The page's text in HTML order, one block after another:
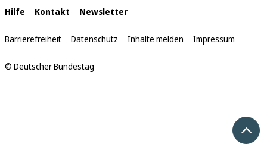
Interne
Links
Hilfe Kontakt Newsletter
Barrierefreiheit Datenschutz Inhalte melden Impressum
© Deutscher Bundestag